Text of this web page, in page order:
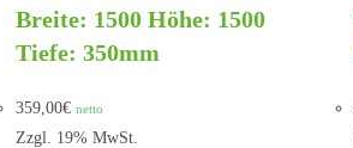
Breite: 1500 Höhe: 1500
Tiefe: 350mm
359,00€ netto
Zzgl. 19% MwSt.